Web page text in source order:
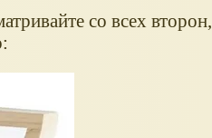
со всех второн,